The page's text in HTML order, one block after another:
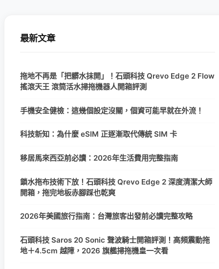
最新文章
拖地不再是「把髒水抹開」！石頭科技 Qrevo Edge 2 Flow
搖滾天王 滾筒活水掃拖機器人開箱評測
手機安全健檢：這幾個設定沒關，個資可能早就在外流！
科技新知：為什麼 eSIM 正逐漸取代傳統 SIM 卡
移居馬來西亞前必讀：2026年生活費用完整指南
鎖水拖布技術下放！石頭科技 Qrevo Edge 2 深度清潔大師
開箱，拖完地板赤腳踩也乾爽
2026年美國旅行指南：台灣旅客出發前必讀完整攻略
石頭科技 Saros 20 Sonic 聲波騎士開箱評測！高頻震動拖
地＋4.5cm 越障，2026 旗艦掃拖機皇一次看